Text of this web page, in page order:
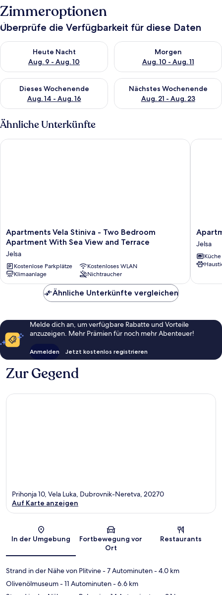
Zimmeroptionen
Überprüfe die Verfügbarkeit für diese Daten
Heute Nacht
Aug. 9 - Aug. 10
Überprüfe die Verfügbarkeit für heute Nacht, Aug. 9 - Aug.
Morgen
Aug. 10 - Aug. 11
Überprüfe die Verfügbarkeit
Dieses Wochenende
Aug. 14 - Aug. 16
Überprüfe die Verfügbarkeit für dieses Wochenende, Aug. 14
Nächstes Wochenende
Aug. 21 - Aug. 23
Überprüfe die Verfügbarkeit
Ähnliche Unterkünfte
Apartments
Vela
Stiniva
-
Two
Bedroom
Apartment
and
Jelsa
Apartments Vela Stiniva - Two Bedroom
Apartment With Sea View and Terrace
Jelsa
Kostenlose Parkplätze
Kostenloses WLAN
Klimaanlage
Nichtraucher
Apartments Vela Stiniva - Two Bedroom Apartment With Sea
Perfect
View
Jelsa
Jelsa
Küche
Ähnliche Unterkünfte vergleichen
Melde dich an, um verfügbare Rabatte und Vorteile
anzuzeigen. Mehr Prämien für noch mehr Abenteuer!
Anmelden Jetzt kostenlos registrieren
Zur Gegend
Karte
Prihonja 10, Vela Luka, Dubrovnik-Neretva, 20270
Auf Karte anzeigen
In der Umgebung
Fortbewegung vor
Ort
Restaurants
Strand in der Nähe von Plitvine- 7 Autominuten- 4.0 km
Olivenölmuseum- 11 Autominuten- 6.6 km